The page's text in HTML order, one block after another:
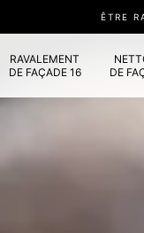
ÊTRE
RAVALEMENT
DE FAÇADE 16
DE